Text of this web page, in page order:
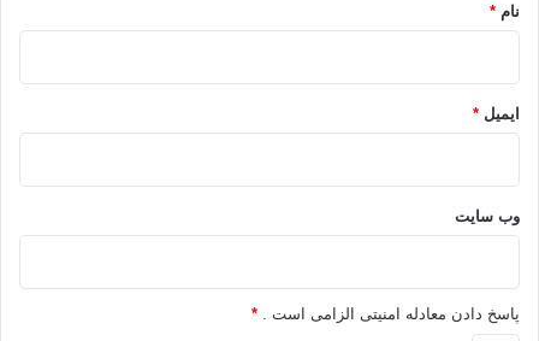
نام *
ایمیل *
وب‌ سایت
پاسخ دادن معادله امنیتی الزامی است . *